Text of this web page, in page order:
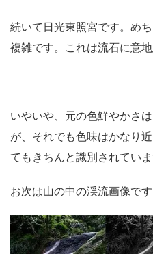
続いて日光東照宮です。め
複雑です。これは流石に意
いやいや、元の色鮮やかさ
が、それでも色味はかなり
てもきちんと識別されていま
お次は山の中の渓流画像です